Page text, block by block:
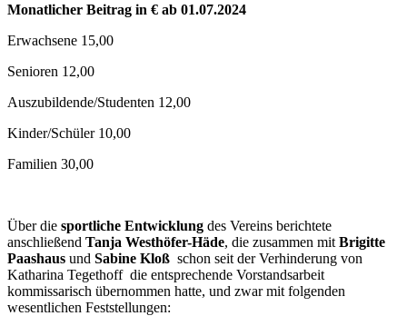
Monatlicher Beitrag in € ab 01.07.2024
Erwachsene 15,00
Senioren 12,00
Auszubildende/Studenten 12,00
Kinder/Schüler 10,00
Familien 30,00
Über die sportliche Entwicklung des Vereins berichtete
anschließend Tanja Westhöfer-Häde, die zusammen mit Brigitte
Paashaus und Sabine Kloß schon seit der Verhinderung von
Katharina Tegethoff die entsprechende Vorstandsarbeit
kommissarisch übernommen hatte, und zwar mit folgenden
wesentlichen Feststellungen: